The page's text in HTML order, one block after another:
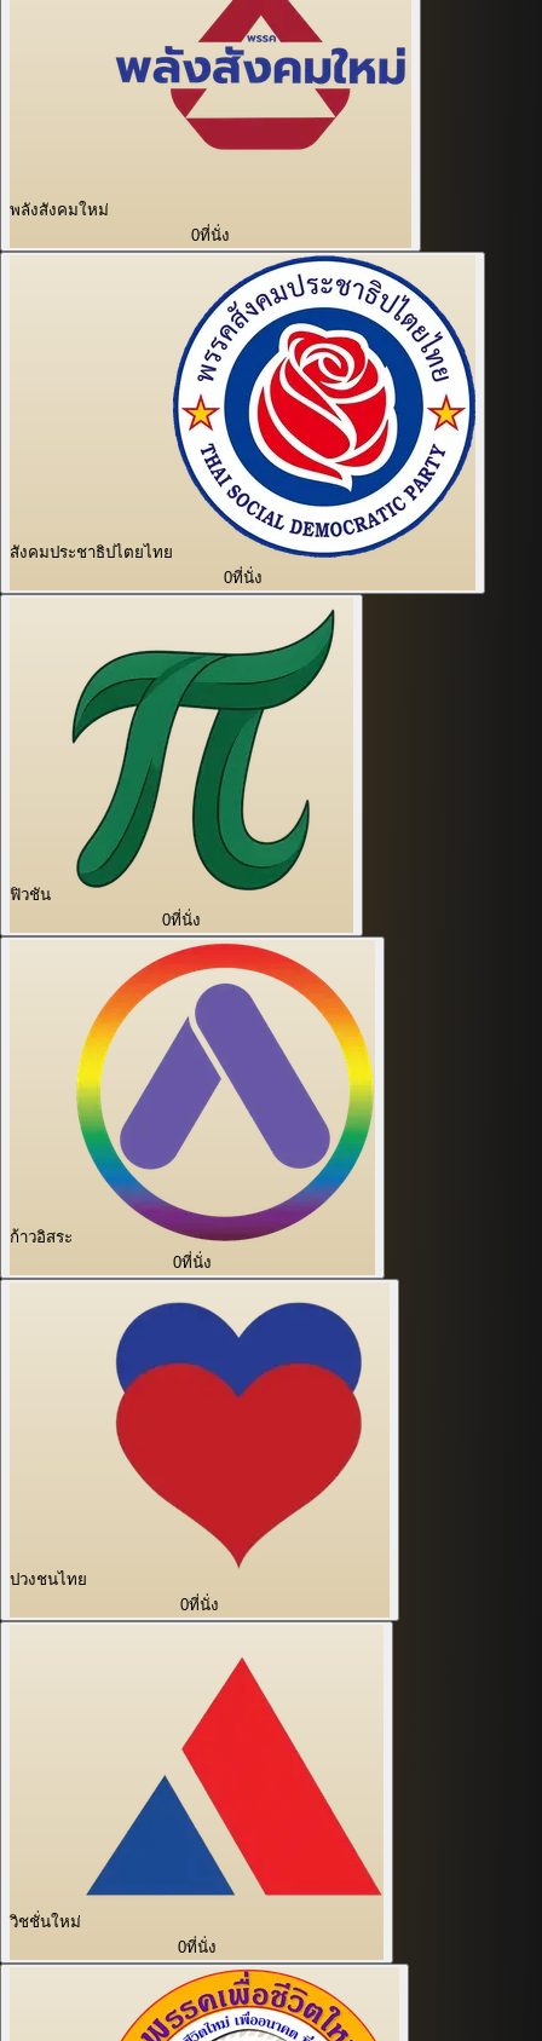
พลังสังคมใหม่
0ที่นั่ง
สังคมประชาธิปไตยไทย
0ที่นั่ง
ฟิวชัน
0ที่นั่ง
ก้าวอิสระ
0ที่นั่ง
ปวงชนไทย
0ที่นั่ง
วิชชั่นใหม่
0ที่นั่ง